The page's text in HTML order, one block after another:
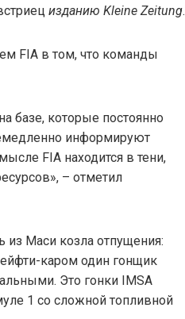
изданию Kleine Zeitung.
FIA в том, что команды
базе, которые постоянно
информируют
FIA находится в тени,
– отметил
из Маси козла отпущения:
каром один гонщик
Это гонки IMSA
1 со сложной топливной